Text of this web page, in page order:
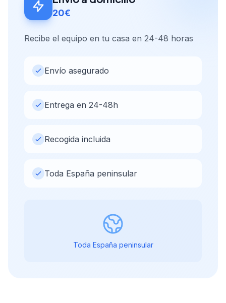
20€
Recibe el equipo en tu casa en 24-48 horas
Envío asegurado
Entrega en 24-48h
Recogida incluida
Toda España peninsular
Toda España peninsular